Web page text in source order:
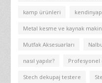
kamp ürünleri kendinyap
Metal kesme ve kaynak
Mutfak Aksesuarları
nasıl yapılır? Profesyonel
Stech dekupaj testere